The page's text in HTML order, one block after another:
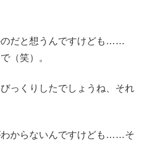
のだと想うんですけども……
（笑）。
っくりしたでしょうね、それ
わからないんですけども……そ